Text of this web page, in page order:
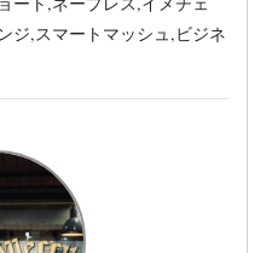
ジ,スマートマッシュ,ビジネ